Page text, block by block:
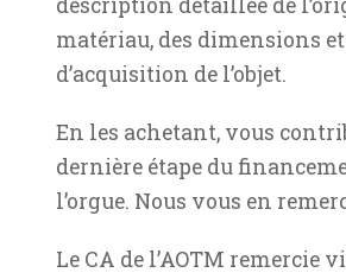
description détaillée de
matériau, des dimensions
d’acquisition de l’objet.
En les achetant, vous
dernière étape du
l’orgue. Nous vous en
Le CA de l’AOTM remercie